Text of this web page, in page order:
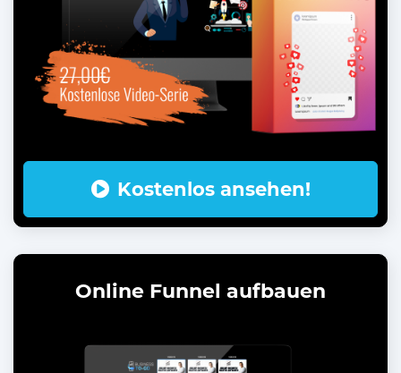
Kostenlos ansehen!
Online Funnel aufbauen